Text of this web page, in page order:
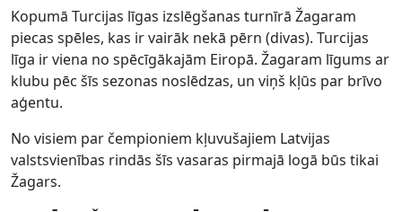
Kopumā Turcijas līgas izslēgšanas turnīrā Žagaram
piecas spēles, kas ir vairāk nekā pērn (divas). Turcijas
līga ir viena no spēcīgākajām Eiropā. Žagaram līgums ar
klubu pēc šīs sezonas noslēdzas, un viņš kļūs par brīvo
aģentu.
No visiem par čempioniem kļuvušajiem Latvijas
valstsvienības rindās šīs vasaras pirmajā logā būs tikai
Žagars.